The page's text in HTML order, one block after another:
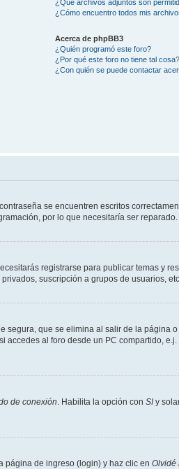
¿Qué archivos adjuntos son
¿Cómo encuentro todos mis
Acerca de phpBB3
¿Quién programó este foro?
¿Por qué este foro no tiene tal cosa?
¿Con quién se puede contactar
se encuentren escritos
por lo que necesitaría ser reparado.
registrarse para publicar temas y
suscripción a grupos de usuarios,
segura, que se elimina al salir de la página
al foro desde un PC compartido,
de conexión. Habilita la opción con SI y
página de ingreso (login) y haz clic en Olvidé